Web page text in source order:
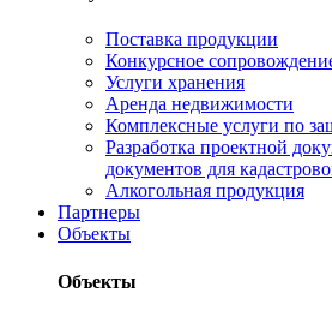
Поставка продукции
Конкурсное
Услуги хранения
Аренда недвижимости
Комплексные услуги по
Разработка проектной
документов для
Алкогольная продукция
Партнеры
Объекты
Объекты